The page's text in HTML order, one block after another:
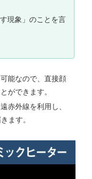
現象」のことを言
能なので、直接顔
ができます。
赤外線を利用し、
ます。